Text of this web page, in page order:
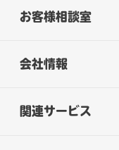
お客様相談室
会社情報
関連サービス